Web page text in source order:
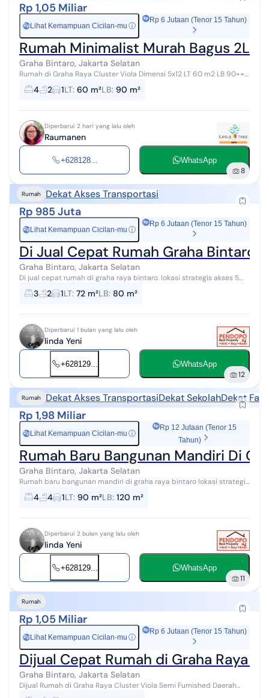
Rp 1,05 Miliar
Rp Lihat Kemampuan Cicilan-mu ⓘ
Rp 6 Jutaan (Tenor 15 Tahun)
Rumah Minimalist Murah Bagus
Graha Bintaro, Jakarta Selatan
Rumah di Graha Raya Cluster Viola Dimensi 5x12 LT 60 m2 LB 90++
m2 2200 watt 3+1 KT (1 Kamar bawah, 2 kamar atas +1 Connecting) 2
KM Hadap barat...
4 2 1LT: 60 m²LB: 90 m²
Diperbarui 2 hari yang lalu oleh
Raumanen
+628128... WhatsApp
8
Rumah Dekat Akses Transportasi
Rp 985 Juta
Rp Lihat Kemampuan Cicilan-mu ⓘ
Rp 6 Jutaan (Tenor 15 Tahun)
Di Jual Cepat Rumah Graha Bintaro
Graha Bintaro, Jakarta Selatan
Di jual cepat rumah di graha raya bintaro. lokasi strategis akses 5
menit ke pintu toll parigi spesifikasi ls tanah 72M ls bangunan 80M
Bangunan ...
3 2 1LT: 72 m²LB: 80 m²
Diperbarui 1 bulan yang lalu oleh
linda Yeni
+628129... WhatsApp
12
Rumah Dekat Akses TransportasiDekat SekolahDekat
Rp 1,98 Miliar
Rp Lihat Kemampuan Cicilan-mu ⓘ
Rp 12 Jutaan (Tenor 15
Tahun)
Rumah Baru Bangunan Mandiri Di
Graha Bintaro, Jakarta Selatan
Rumah baru bangunan mandiri di graha raya bintaro lokasi strategis
akses dekat pintu toll parigi,Rumah sakit,pasar modern spesifikasi ls
tanah 90...
4 4 1LT: 90 m²LB: 120 m²
Diperbarui 2 bulan yang lalu oleh
linda Yeni
+628129... WhatsApp
11
Rumah
Rp 1,05 Miliar
Rp Lihat Kemampuan Cicilan-mu ⓘ
Rp 6 Jutaan (Tenor 15 Tahun)
Dijual Cepat Rumah di Graha Raya
Graha Bintaro, Jakarta Selatan
Dijual Rumah di Graha Raya Cluster Viola Semi Furnished Daerah
strategis (dekat ke Bintaro - Alam Sutera - Ciledug) 5x12 LT 60 m2